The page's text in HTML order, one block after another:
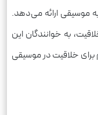
موسیقی ارائه می‌دهد.
به خوانندگان این
برای خلاقیت در موسیقی